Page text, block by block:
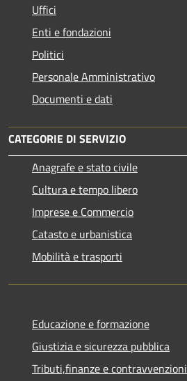
Uffici
Enti e fondazioni
Politici
Personale Amministrativo
Documenti e dati
CATEGORIE DI SERVIZIO
Anagrafe e stato civile
Cultura e tempo libero
Imprese e Commercio
Catasto e urbanistica
Mobilità e trasporti
Educazione e formazione
Giustizia e sicurezza pubblica
Tributi,finanze e contravvenzioni